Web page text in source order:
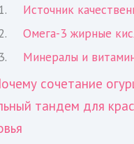
Источник
Омега-3 жирные
Минералы и
сочетание
тандем для